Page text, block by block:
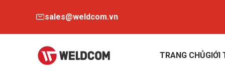
sales@weldcom.vn
TRANG CHỦGIỚI